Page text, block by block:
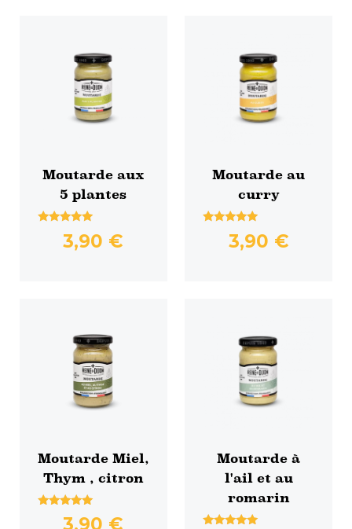
Moutarde aux
5 plantes
3,90 €
Moutarde au
curry
3,90 €
Moutarde Miel,
Thym , citron
3,90 €
Moutarde à
l'ail et au
romarin